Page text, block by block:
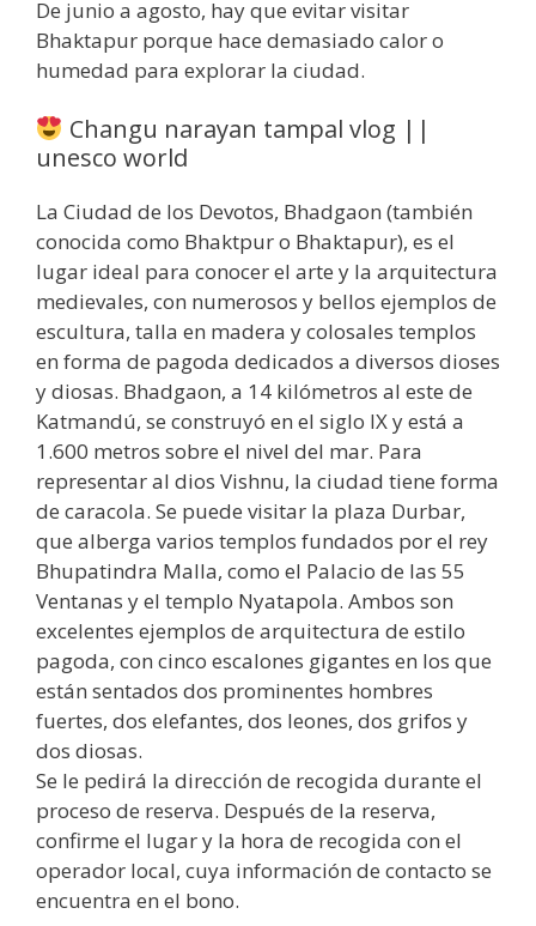
De junio a agosto, hay que evitar visitar
Bhaktapur porque hace demasiado calor o
humedad para explorar la ciudad.
Changu narayan tampal vlog ||
unesco world
La Ciudad de los Devotos, Bhadgaon (también
conocida como Bhaktpur o Bhaktapur), es el
lugar ideal para conocer el arte y la arquitectura
medievales, con numerosos y bellos ejemplos de
escultura, talla en madera y colosales templos
en forma de pagoda dedicados a diversos dioses
y diosas. Bhadgaon, a 14 kilómetros al este de
Katmandú, se construyó en el siglo IX y está a
1.600 metros sobre el nivel del mar. Para
representar al dios Vishnu, la ciudad tiene forma
de caracola. Se puede visitar la plaza Durbar,
que alberga varios templos fundados por el rey
Bhupatindra Malla, como el Palacio de las 55
Ventanas y el templo Nyatapola. Ambos son
excelentes ejemplos de arquitectura de estilo
pagoda, con cinco escalones gigantes en los que
están sentados dos prominentes hombres
fuertes, dos elefantes, dos leones, dos grifos y
dos diosas.
Se le pedirá la dirección de recogida durante el
proceso de reserva. Después de la reserva,
confirme el lugar y la hora de recogida con el
operador local, cuya información de contacto se
encuentra en el bono.